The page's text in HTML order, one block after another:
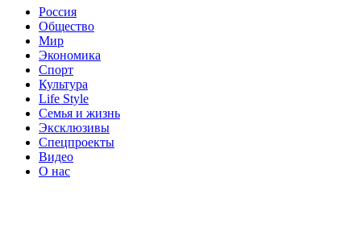
Россия
Общество
Мир
Экономика
Спорт
Культура
Life Style
Семья и жизнь
Эксклюзивы
Спецпроекты
Видео
О нас